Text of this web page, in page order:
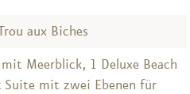
aux Biches
Meerblick, 1 Deluxe Beach
Suite mit zwei Ebenen für